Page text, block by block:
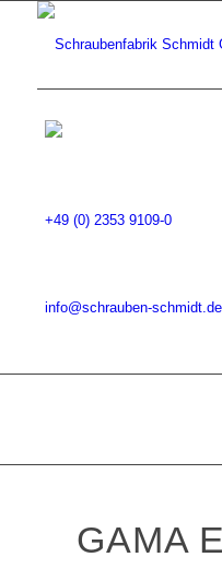
+49 (0) 2353 9109-0
info@schrauben-schmidt.de
GAMA